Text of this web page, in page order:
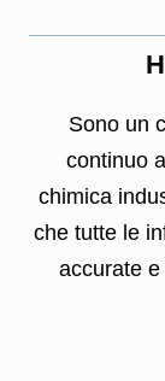
Sono un
continuo
chimica
che tutte le
accurate